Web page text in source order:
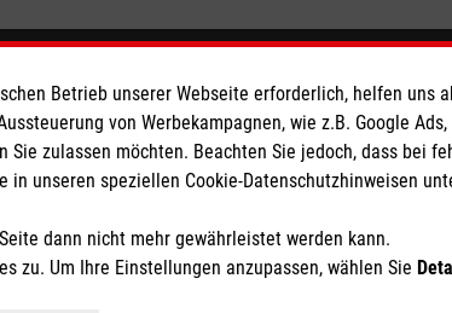
Hilfsdienst e.V.
für Kirche und Caritas eG
So finden Sie
Hellweg 267
45721 Haltern am
Betrieb unserer Webseite erforderlich, helfen uns
von Werbekampagnen, wie z.B. Google
zulassen möchten. Beachten Sie jedoch, dass bei
unseren speziellen Cookie-Datenschutzhinweisen
dann nicht mehr gewährleistet werden kann.
zu. Um Ihre Einstellungen anzupassen, wählen Sie